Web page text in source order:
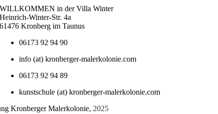
WILLKOMMEN in der Villa Winter
Heinrich-Winter-Str. 4a
61476 Kronberg im Taunus
06173 92 94 90
info (at) kronberger-malerkolonie.com
06173 92 94 89
kunstschule (at) kronberger-malerkolonie.com
Kronberger Malerkolonie, 2025